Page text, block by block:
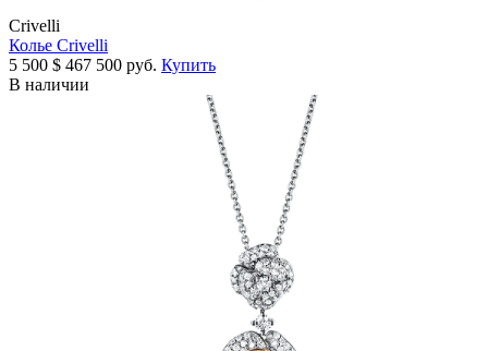
Crivelli
Колье Crivelli
5 500 $ 467 500 руб. Купить
В наличии